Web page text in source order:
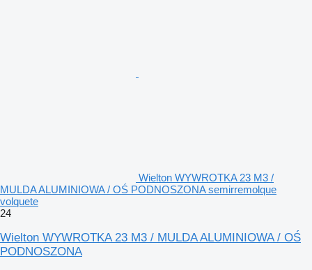
Wielton WYWROTKA 23 M3 /
MULDA ALUMINIOWA / OŚ PODNOSZONA semirremolque
volquete
24
Wielton WYWROTKA 23 M3 / MULDA ALUMINIOWA / OŚ
PODNOSZONA